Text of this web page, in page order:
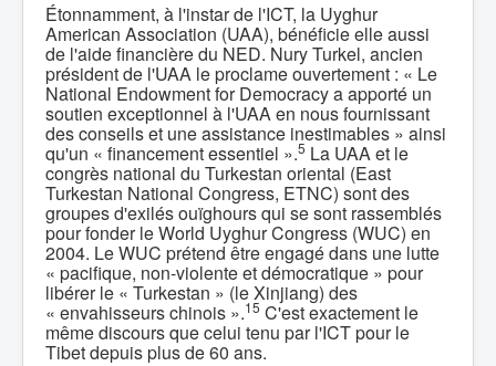
Étonnamment, à l'instar de l'ICT, la Uyghur
American Association (UAA), bénéficie elle aussi
de l'aide financière du NED. Nury Turkel, ancien
président de l'UAA le proclame ouvertement : « Le
National Endowment for Democracy a apporté un
soutien exceptionnel à l'UAA en nous fournissant
des conseils et une assistance inestimables » ainsi
qu'un « financement essentiel ».5 La UAA et le
congrès national du Turkestan oriental (East
Turkestan National Congress, ETNC) sont des
groupes d'exilés ouïghours qui se sont rassemblés
pour fonder le World Uyghur Congress (WUC) en
2004. Le WUC prétend être engagé dans une lutte
« pacifique, non-violente et démocratique » pour
libérer le « Turkestan » (le Xinjiang) des
« envahisseurs chinois ».15 C'est exactement le
même discours que celui tenu par l'ICT pour le
Tibet depuis plus de 60 ans.